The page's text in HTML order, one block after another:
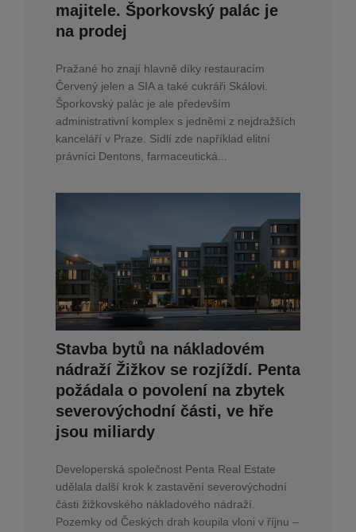
majitele. Šporkovský palác je
na prodej
Pražané ho znají hlavně díky restauracím
Červený jelen a SIA a také cukráři Skálovi.
Šporkovský palác je ale především
administrativní komplex s jedněmi z nejdražších
kanceláří v Praze. Sídlí zde například elitní
právníci Dentons, farmaceutická...
Stavba bytů na nákladovém
nádraží Žižkov se rozjíždí. Penta
požádala o povolení na zbytek
severovýchodní části, ve hře
jsou miliardy
Developerská společnost Penta Real Estate
udělala další krok k zastavění severovýchodní
části žižkovského nákladového nádraží.
Pozemky od Českých drah koupila vloni v říjnu –